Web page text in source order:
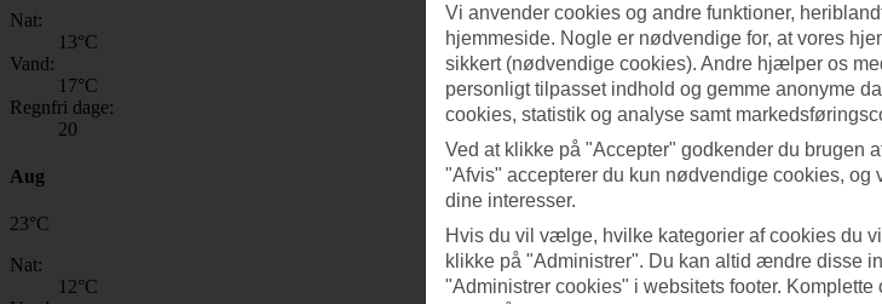
Nat:
13°C
Vand:
17°C
Regnfri dage:
20
Aug
23°C
Nat:
12°C
Vi anvender cookies og andre funktioner,
hjemmeside. Nogle er nødvendige for, at vores
sikkert (nødvendige cookies). Andre hjælper os
personligt tilpasset indhold og gemme anonyme
cookies, statistik og analyse samt
Ved at klikke på "Accepter" godkender du brugen
"Afvis" accepterer du kun nødvendige cookies, og
dine interesser.
Hvis du vil vælge, hvilke kategorier af cookies du
klikke på "Administrer". Du kan altid ændre disse
"Administrer cookies" i websitets footer.